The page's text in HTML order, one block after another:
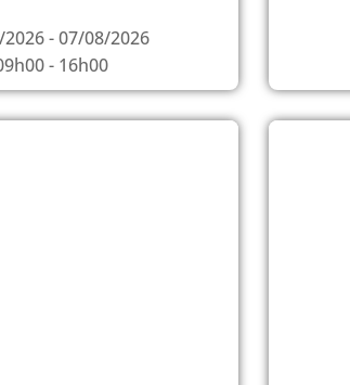
- 07/08/2026
- 16h00